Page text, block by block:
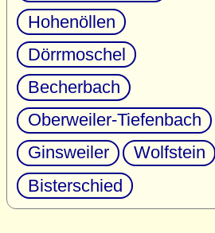
Hohenöllen
Dörrmoschel
Becherbach
Oberweiler-Tiefenbach
Ginsweiler
Wolfstein
Bisterschied